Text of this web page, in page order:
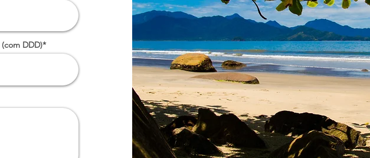
DDD)*